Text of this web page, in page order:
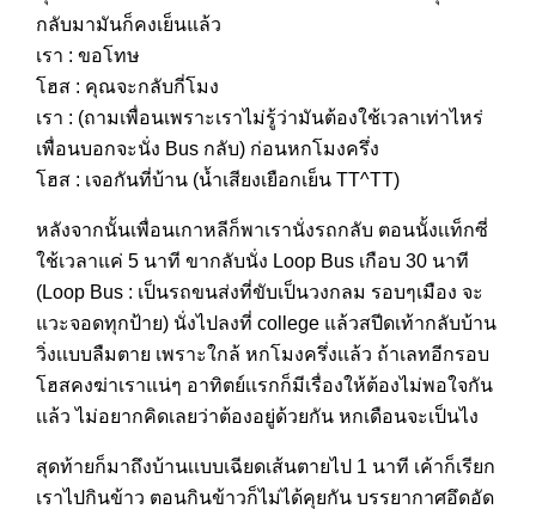
กลับมามันก็คงเย็นแล้ว
เรา : ขอโทษ
โฮส : คุณจะกลับกี่โมง
เรา : (ถามเพื่อนเพราะเราไม่รู้ว่ามันต้องใช้เวลาเท่าไหร่
เพื่อนบอกจะนั่ง Bus กลับ) ก่อนหกโมงครึ่ง
โฮส : เจอกันที่บ้าน (น้ำเสียงเยือกเย็น TT^TT)
หลังจากนั้นเพื่อนเกาหลีก็พาเรานั่งรถกลับ ตอนนั้งเเท็กซี่
ใช้เวลาแค่ 5 นาที ขากลับนั่ง Loop Bus เกือบ 30 นาที
(Loop Bus : เป็นรถขนส่งที่ขับเป็นวงกลม รอบๆเมือง จะ
แวะจอดทุกป้าย) นั่งไปลงที่ college แล้วสปีดเท้ากลับบ้าน
วิ่งเเบบลืมตาย เพราะใกล้ หกโมงครึ่งเเล้ว ถ้าเลทอีกรอบ
โฮสคงฆ่าเราแน่ๆ อาทิตย์เเรกก็มีเรื่องให้ต้องไม่พอใจกัน
เเล้ว ไม่อยากคิดเลยว่าต้องอยู่ด้วยกัน หกเดือนจะเป็นไง
สุดท้ายก็มาถึงบ้านเเบบเฉียดเส้นตายไป 1 นาที เค้าก็เรียก
เราไปกินข้าว ตอนกินข้าวก็ไม่ได้คุยกัน บรรยากาศอึดอัด